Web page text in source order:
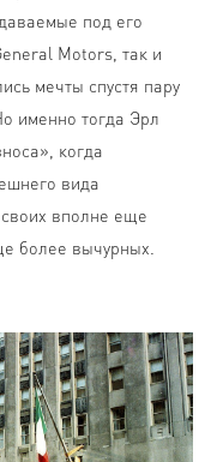
под его
Motors, так и
мечты спустя пару
именно тогда Эрл
когда
вида
вполне еще
более вычурных.